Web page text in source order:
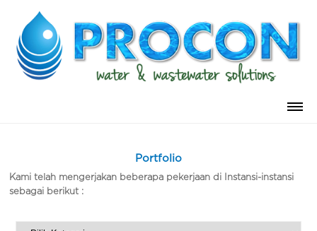
Portfolio
Kami telah mengerjakan beberapa pekerjaan di Instansi-instansi
sebagai berikut :